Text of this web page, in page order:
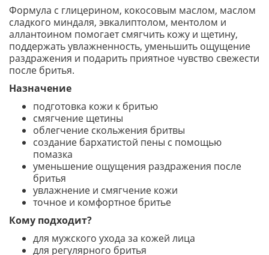
Формула с глицерином, кокосовым маслом, маслом
сладкого миндаля, эвкалиптолом, ментолом и
аллантоином помогает смягчить кожу и щетину,
поддержать увлажненность, уменьшить ощущение
раздражения и подарить приятное чувство свежести
после бритья.
Назначение
подготовка кожи к бритью
смягчение щетины
облегчение скольжения бритвы
создание бархатистой пены с помощью
помазка
уменьшение ощущения раздражения после
бритья
увлажнение и смягчение кожи
точное и комфортное бритье
Кому подходит?
для мужского ухода за кожей лица
для регулярного бритья